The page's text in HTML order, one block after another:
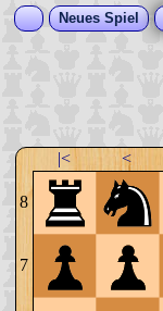
Neues Spiel
|< <
8
7